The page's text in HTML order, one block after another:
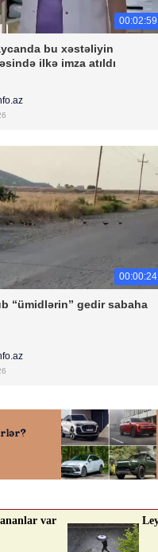
00:02:59
bu xəstəliyin
ilkə imza atıldı
00:00:24
“ümidlərin” gedir sabaha